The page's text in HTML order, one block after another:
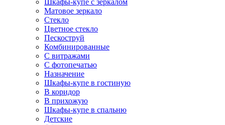
Шкафы-купе с зеркалом
Матовое зеркало
Стекло
Цветное стекло
Пескоструй
Комбинированные
С витражами
С фотопечатью
Назначение
Шкафы-купе в гостиную
В коридор
В прихожую
Шкафы-купе в спальню
Детские